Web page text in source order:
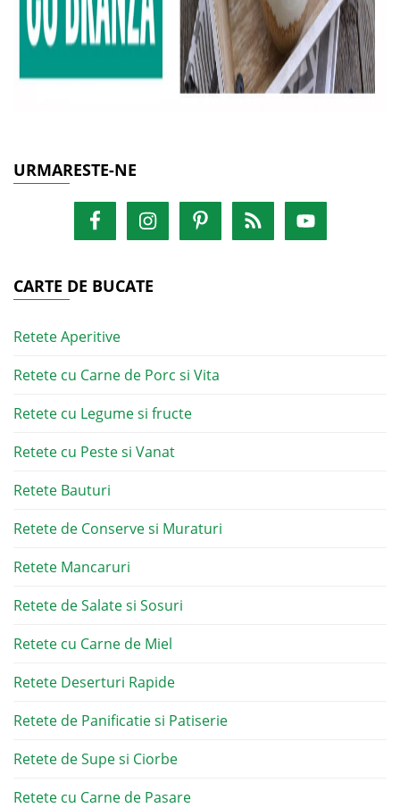
URMARESTE-NE
CARTE DE BUCATE
Retete Aperitive
Retete cu Carne de Porc si Vita
Retete cu Legume si fructe
Retete cu Peste si Vanat
Retete Bauturi
Retete de Conserve si Muraturi
Retete Mancaruri
Retete de Salate si Sosuri
Retete cu Carne de Miel
Retete Deserturi Rapide
Retete de Panificatie si Patiserie
Retete de Supe si Ciorbe
Retete cu Carne de Pasare